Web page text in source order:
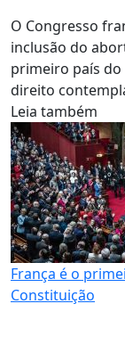
O Congresso
inclusão do
primeiro país
direito
Leia também
França é o
Constituição